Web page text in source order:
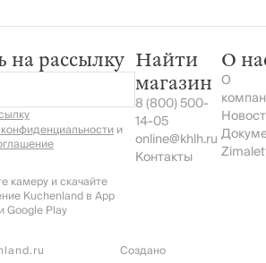
рассылку
и
камеру и скачайте
Kuchenland в App
Google Play
Найти
магазин
8 (800) 500-
14-05
online@khlh.ru
Контакты
О
О
Создано